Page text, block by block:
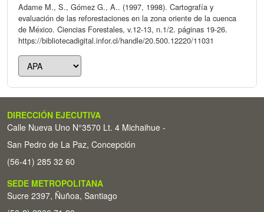
Adame M., S., Gómez G., A.. (1997, 1998). Cartografía y
evaluación de las reforestaciones en la zona oriente de la cuenca
de México. Ciencias Forestales, v.12-13, n.1/2. páginas 19-26.
https://bibliotecadigital.infor.cl/handle/20.500.12220/11031
DIRECCIÓN EJECUTIVA
Calle Nueva Uno N°3570 Lt. 4 Michaihue -
San Pedro de La Paz, Concepción
(56-41) 285 32 60
SEDE METROPOLITANA
Sucre 2397, Ñuñoa, Santiago